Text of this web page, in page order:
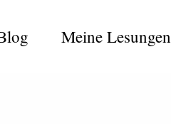
Meine Lesungen